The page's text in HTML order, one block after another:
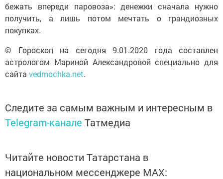
бежать впереди паровоза»: денежки сначала нужно
получить, а лишь потом мечтать о грандиозных
покупках.
© Гороскоп на сегодня 9.01.2020 года составлен
астрологом Мариной Александровой специально для
сайта vedmochka.net.
Следите за самым важным и интересным в
Telegram-канале Татмедиа
Читайте новости Татарстана в
национальном мессенджере MАХ: